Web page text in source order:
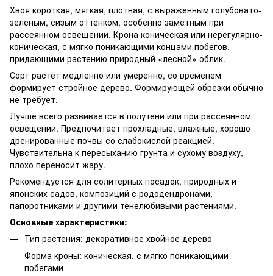
Хвоя короткая, мягкая, плотная, с выраженным голубовато-
зелёным, сизым оттенком, особенно заметным при
рассеянном освещении. Крона коническая или нерегулярно-
коническая, с мягко поникающими концами побегов,
придающими растению природный «лесной» облик.
Сорт растёт медленно или умеренно, со временем
формирует стройное дерево. Формирующей обрезки обычно
не требует.
Лучше всего развивается в полутени или при рассеянном
освещении. Предпочитает прохладные, влажные, хорошо
дренированные почвы со слабокислой реакцией.
Чувствительна к пересыханию грунта и сухому воздуху,
плохо переносит жару.
Рекомендуется для солитерных посадок, природных и
японских садов, композиций с рододендронами,
папоротниками и другими тенелюбивыми растениями.
Основные характеристики:
Тип растения: декоративное хвойное дерево
Форма кроны: коническая, с мягко поникающими
побегами